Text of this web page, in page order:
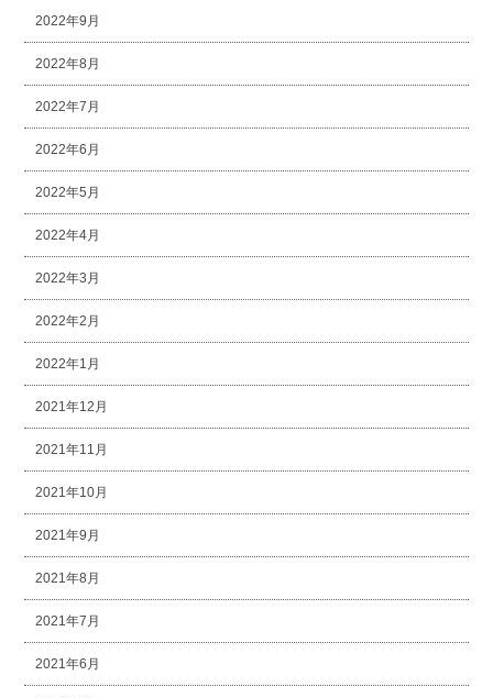
2022年9月
2022年8月
2022年7月
2022年6月
2022年5月
2022年4月
2022年3月
2022年2月
2022年1月
2021年12月
2021年11月
2021年10月
2021年9月
2021年8月
2021年7月
2021年6月